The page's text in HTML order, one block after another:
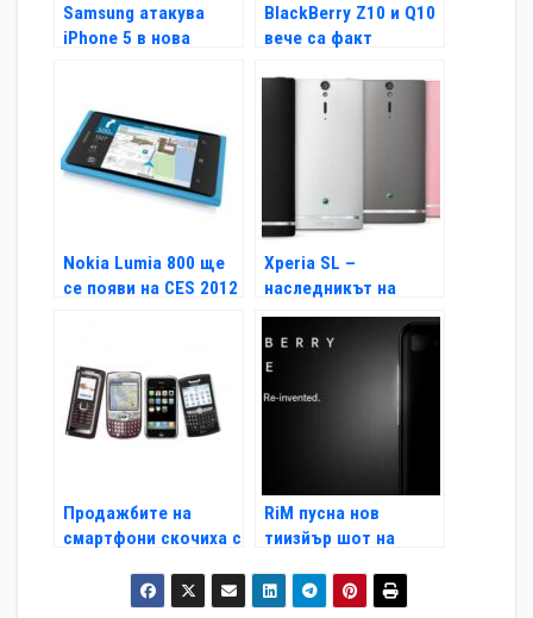
Samsung атакува
iPhone 5 в нова
BlackBerry Z10 и Q10
вече са факт
Nokia Lumia 800 ще
се появи на CES 2012
Xperia SL –
наследникът на
Xperia S
Продажбите на
смартфони скочиха с
RiM пусна нов
тиизйър шот на